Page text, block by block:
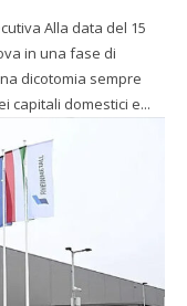
in una fase di
dicotomia sempre
capitali domestici e...